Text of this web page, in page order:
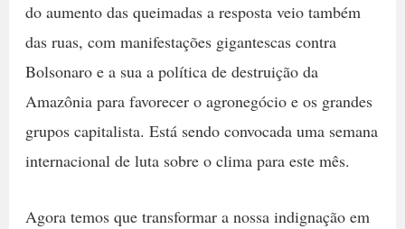
do aumento das queimadas a resposta veio também
das ruas, com manifestações gigantescas contra
Bolsonaro e a sua a política de destruição da
Amazônia para favorecer o agronegócio e os grandes
grupos capitalista. Está sendo convocada uma semana
internacional de luta sobre o clima para este mês.
Agora temos que transformar a nossa indignação em